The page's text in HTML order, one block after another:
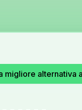
migliore alternativa